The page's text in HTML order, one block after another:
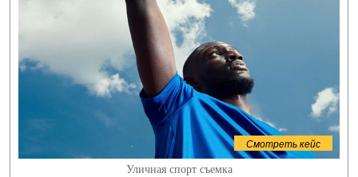
Смотреть кейс
Уличная спорт съемка